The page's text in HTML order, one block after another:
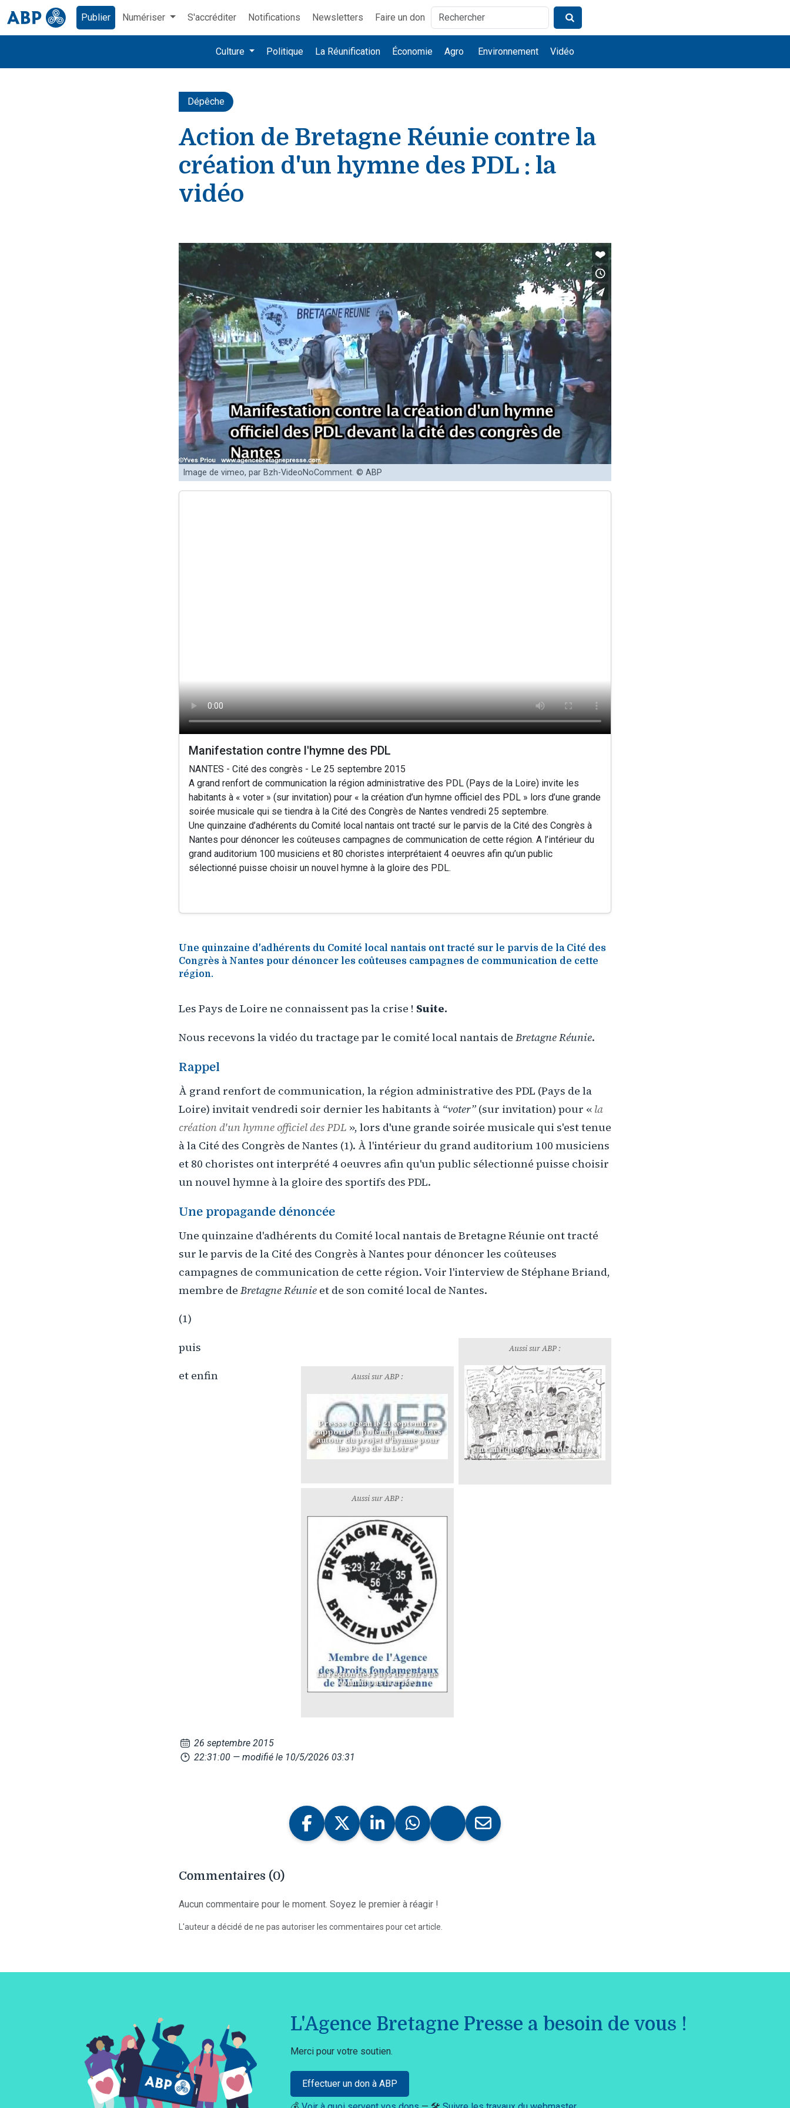
Publier Numériser S'accréditer Notifications Newsletters Faire un don
Culture Politique La Réunification Économie Agro Environnement Vidéo
Dépêche
Action de Bretagne Réunie contre la
création d'un hymne des PDL : la
vidéo
Image de vimeo, par Bzh-VideoNoComment. © ABP
Manifestation contre l'hymne des PDL
NANTES - Cité des congrès - Le 25 septembre 2015
A grand renfort de communication la région administrative des PDL (Pays de la Loire) invite les
habitants à « voter » (sur invitation) pour « la création d’un hymne officiel des PDL » lors d’une grande
soirée musicale qui se tiendra à la Cité des Congrès de Nantes vendredi 25 septembre.
Une quinzaine d’adhérents du Comité local nantais ont tracté sur le parvis de la Cité des Congrès à
Nantes pour dénoncer les coûteuses campagnes de communication de cette région. A l’intérieur du
grand auditorium 100 musiciens et 80 choristes interprétaient 4 oeuvres afin qu’un public
sélectionné puisse choisir un nouvel hymne à la gloire des PDL.
Une quinzaine d'adhérents du Comité local nantais ont tracté sur le parvis de la Cité des
Congrès à Nantes pour dénoncer les coûteuses campagnes de communication de cette
région.
Les Pays de Loire ne connaissent pas la crise ! Suite.
Nous recevons la vidéo du tractage par le comité local nantais de Bretagne Réunie.
Rappel
À grand renfort de communication, la région administrative des PDL (Pays de la
Loire) invitait vendredi soir dernier les habitants à “voter” (sur invitation) pour « la
création d'un hymne officiel des PDL », lors d'une grande soirée musicale qui s'est tenue
à la Cité des Congrès de Nantes (1). À l'intérieur du grand auditorium 100 musiciens
et 80 choristes ont interprété 4 oeuvres afin qu'un public sélectionné puisse choisir
un nouvel hymne à la gloire des sportifs des PDL.
Une propagande dénoncée
Une quinzaine d'adhérents du Comité local nantais de Bretagne Réunie ont tracté
sur le parvis de la Cité des Congrès à Nantes pour dénoncer les coûteuses
campagnes de communication de cette région. Voir l'interview de Stéphane Briand,
membre de Bretagne Réunie et de son comité local de Nantes.
(1)
Aussi sur ABP :
Un cantique des Pays de Loire ?
puis
Aussi sur ABP :
Presse Océan le 21 septembre
rapporte la polémique : "Couacs
autour du projet d'hymne pour
les Pays de la Loire"
et enfin
Aussi sur ABP :
La région des Pays de Loire ne
connaît pas la crise !
26 septembre 2015
22:31:00 — modifié le 10/5/2026 03:31
Commentaires (0)
Aucun commentaire pour le moment. Soyez le premier à réagir !
L'auteur a décidé de ne pas autoriser les commentaires pour cet article.
L'Agence Bretagne Presse a besoin de vous !
Merci pour votre soutien.
Effectuer un don à ABP